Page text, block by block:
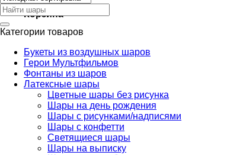
0
Корзина
Искать:
Категории товаров
Букеты из воздушных шаров
Герои Мультфильмов
Фонтаны из шаров
Латексные шары
Цветные шары без рисунка
Шары на день рождения
Шары с рисунками/надписями
Шары с конфетти
Светящиеся шары
Шары на выписку